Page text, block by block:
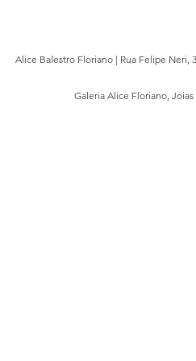
Alice Balestro Floriano | Rua Felipe Neri,
Galeria Alice Floriano,